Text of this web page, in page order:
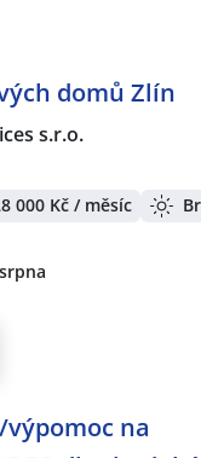
domů Zlín
s.r.o.
000 Kč / měsíc
na